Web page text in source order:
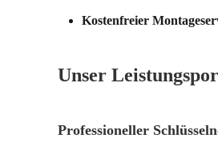
Kostenfreier
Unser
Professioneller